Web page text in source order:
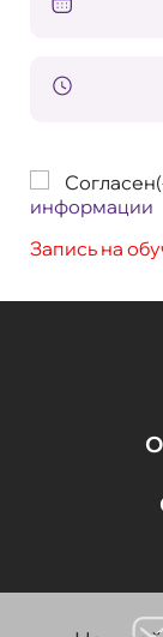
информации
Запись на